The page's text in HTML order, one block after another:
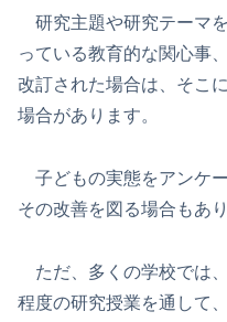
研究主題や研究テーマ
っている教育的な関心事
改訂された場合は、そこ
場合があります。
子どもの実態をアンケ
その改善を図る場合もあり
ただ、多くの学校では
程度の研究授業を通して